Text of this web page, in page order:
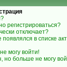
регистрироваться?
отключает?
появлялся в списке
могу войти!
но больше не могу